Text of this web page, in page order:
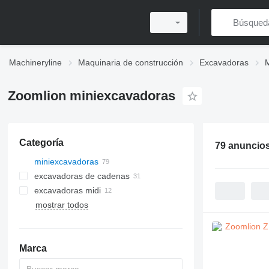
Machineryline Maquinaria de construcción Excavadoras
Zoomlion miniexcavadoras
Categoría
miniexcavadoras
excavadoras de cadenas
excavadoras midi
mostrar todos
Marca
79